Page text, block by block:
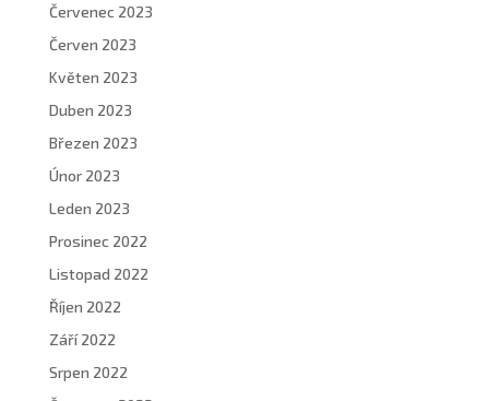
Červenec 2023
Červen 2023
Květen 2023
Duben 2023
Březen 2023
Únor 2023
Leden 2023
Prosinec 2022
Listopad 2022
Říjen 2022
Září 2022
Srpen 2022